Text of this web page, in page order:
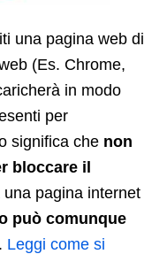
una pagina web di
(Es. Chrome,
in modo
per
significa che non
bloccare il
una pagina internet
può comunque
Leggi come si